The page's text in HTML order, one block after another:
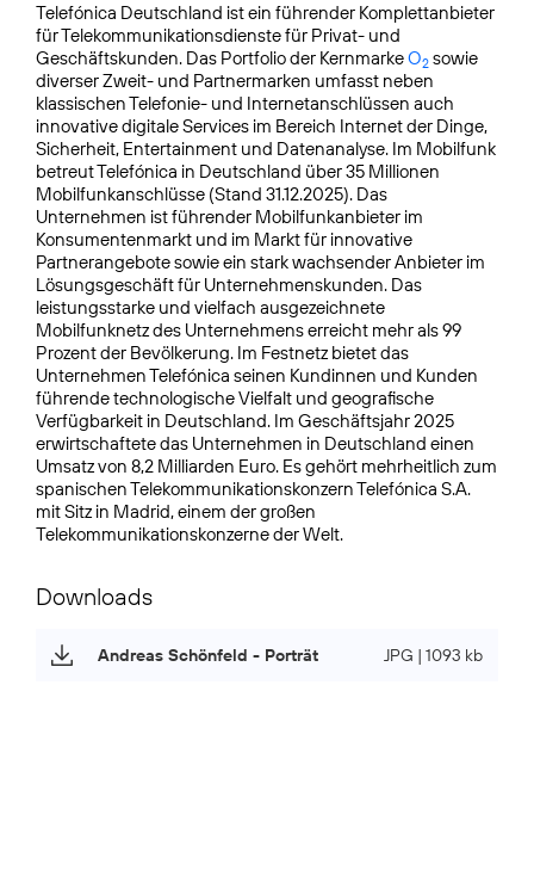
Telefónica Deutschland ist ein führender Komplettanbieter
für Telekommunikationsdienste für Privat- und
Geschäftskunden. Das Portfolio der KernmarkeO2 sowie
diverser Zweit- und Partnermarken umfasst neben
klassischen Telefonie- und Internetanschlüssen auch
innovative digitale Services im Bereich Internet der Dinge,
Sicherheit, Entertainment und Datenanalyse. Im Mobilfunk
betreut Telefónica in Deutschland über 35 Millionen
Mobilfunkanschlüsse (Stand 31.12.2025). Das
Unternehmen ist führender Mobilfunkanbieter im
Konsumentenmarkt und im Markt für innovative
Partnerangebote sowie ein stark wachsender Anbieter im
Lösungsgeschäft für Unternehmens­kunden. Das
leistungsstarke und vielfach ausgezeichnete
Mobilfunknetz des Unternehmens erreicht mehr als 99
Prozent der Bevölkerung. Im Festnetz bietet das
Unternehmen Telefónica seinen Kundinnen und Kunden
führende technologische Vielfalt und geografische
Verfügbarkeit in Deutschland. Im Geschäftsjahr 2025
erwirtschaftete das Unternehmen in Deutschland einen
Umsatz von 8,2 Milliarden Euro. Es gehört mehrheitlich zum
spanischen Telekommunikationskonzern Telefónica S.A.
mit Sitz in Madrid, einem der großen
Telekommunikationskonzerne der Welt.
Downloads
Andreas Schönfeld - Porträt JPG | 1093 kb